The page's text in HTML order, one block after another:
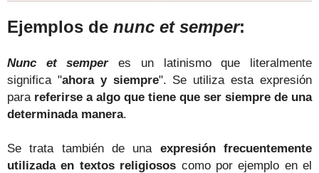
Ejemplos de nunc et semper:
Nunc et semperes un latinismo que literalmente
significa "ahora y siempre". Se utiliza esta expresión
para referirse a algo que tiene que ser siempre de una
determinada manera.
Se trata también de una expresión frecuentemente
utilizada en textos religiosos como por ejemplo en el